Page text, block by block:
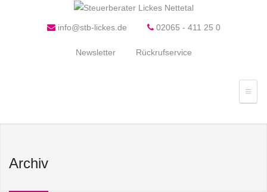
info@stb-lickes.de 02065 - 411 25 0
Newsletter Rückrufservice
Archiv